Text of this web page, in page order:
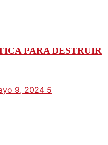
PARA DESTRUIR
9, 2024 5